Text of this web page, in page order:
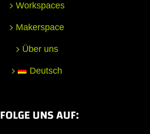
Workspaces
Makerspace
Über uns
Deutsch
FOLGE UNS AUF: